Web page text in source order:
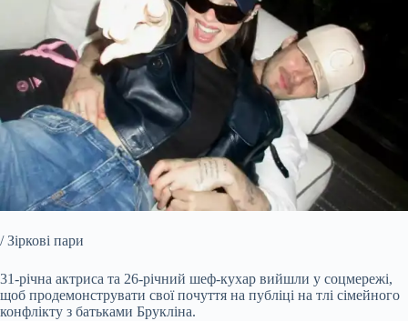
/ Зіркові пари
31-річна актриса та 26-річний шеф-кухар вийшли у соцмережі,
щоб продемонструвати свої почуття на публіці на тлі сімейного
конфлікту з батьками Брукліна.